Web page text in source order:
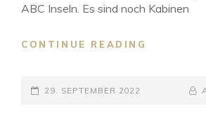
ABC Inseln. Es sind noch Kabinen
CONTINUE READING
POSTED-
29. SEPTEMBER 2022
BY